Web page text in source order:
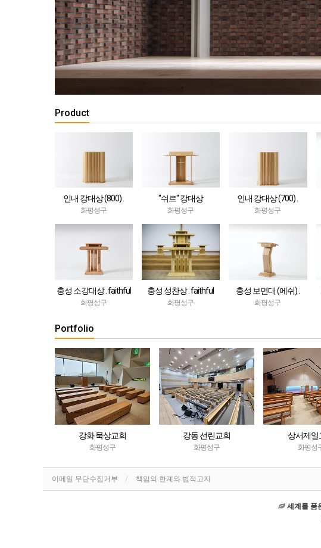
Product
인내 강대상 (800) .
Patience
화평성구
"쉬르" 강대상
화평성구
인내 강대상 (700) .
Patience
화평성구
충성 소강대상 . faithful
화평성구
충성 성찬상 . faithful
화평성구
충성 보면대 (에쉬) .
faithful
화평성구
Portfolio
강화 묵상교회
화평성구
강동 선린교회
화평성구
상서제일교
화평성구
이메일 무단수집거부 책임의 한계와 법적고지
세계를 품